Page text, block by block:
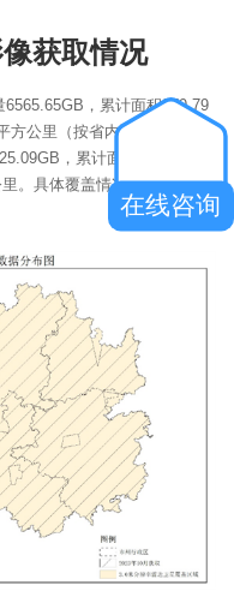
获取情况
，累计面积879.79
公里（按省内覆盖面积月度
，累计面积67.39万平
。具体覆盖情况如下图：
在线咨询